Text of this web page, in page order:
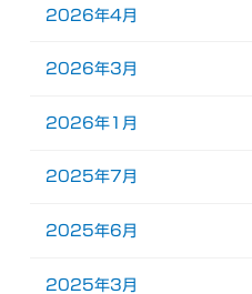
2026年4月
2026年3月
2026年1月
2025年7月
2025年6月
2025年3月